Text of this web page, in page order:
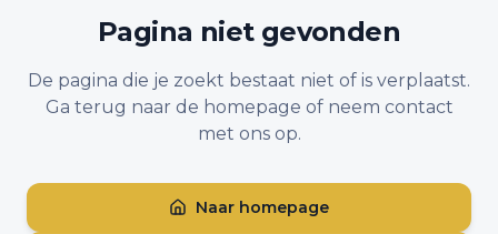
Pagina niet gevonden
De pagina die je zoekt bestaat niet of is verplaatst.
Ga terug naar de homepage of neem contact
met ons op.
Naar homepage